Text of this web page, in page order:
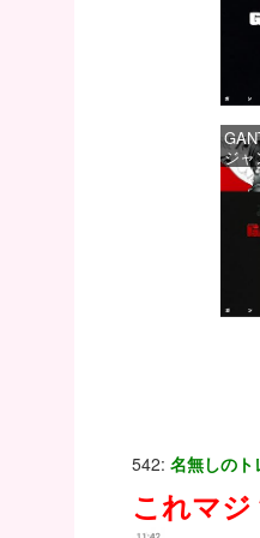
ジャ
ス
542: 名無しのト
これマジ